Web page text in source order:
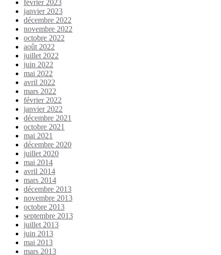
février 2023
janvier 2023
décembre 2022
novembre 2022
octobre 2022
août 2022
juillet 2022
juin 2022
mai 2022
avril 2022
mars 2022
février 2022
janvier 2022
décembre 2021
octobre 2021
mai 2021
décembre 2020
juillet 2020
mai 2014
avril 2014
mars 2014
décembre 2013
novembre 2013
octobre 2013
septembre 2013
juillet 2013
juin 2013
mai 2013
mars 2013